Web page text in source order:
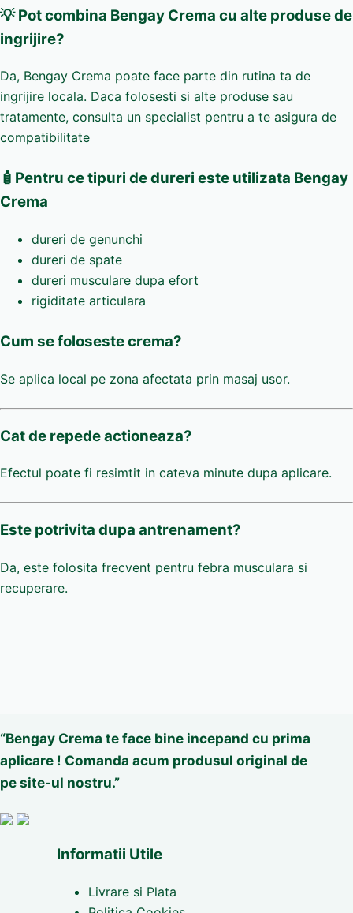
💡 Pot combina Bengay Crema cu alte produse de
ingrijire?
Da, Bengay Crema poate face parte din rutina ta de
ingrijire locala. Daca folosesti si alte produse sau
tratamente, consulta un specialist pentru a te asigura de
compatibilitate
🧴Pentru ce tipuri de dureri este utilizata Bengay
Crema
dureri de genunchi
dureri de spate
dureri musculare dupa efort
rigiditate articulara
Cum se foloseste crema?
Se aplica local pe zona afectata prin masaj usor.
Cat de repede actioneaza?
Efectul poate fi resimtit in cateva minute dupa aplicare.
Este potrivita dupa antrenament?
Da, este folosita frecvent pentru febra musculara si
recuperare.
“Bengay Crema te face bine incepand cu prima
aplicare ! Comanda acum produsul original de
pe site-ul nostru.”
Informatii Utile
Livrare si Plata